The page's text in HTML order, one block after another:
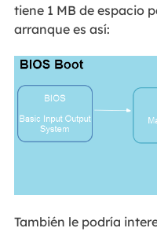
tiene 1 MB de espacio
arranque es así:
También le podría